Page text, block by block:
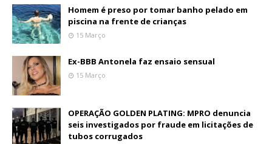
Homem é preso por tomar banho pelado em
piscina na frente de crianças
15 Março
Ex-BBB Antonela faz ensaio sensual
15 Março
OPERAÇÃO GOLDEN PLATING: MPRO denuncia
seis investigados por fraude em licitações de
tubos corrugados